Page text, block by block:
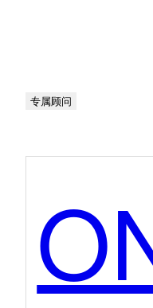
专属顾问